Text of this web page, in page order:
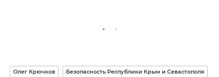
Олег Крючков Безопасность Республики Крым и Севастополя